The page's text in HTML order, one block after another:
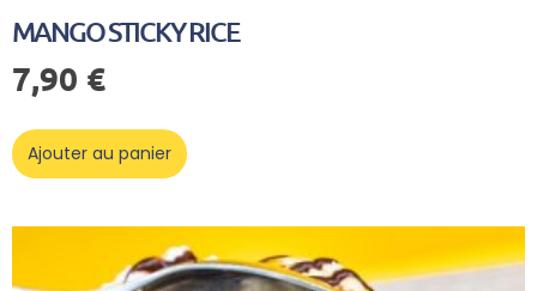
MANGO STICKY RICE
7,90 €
Ajouter au panier